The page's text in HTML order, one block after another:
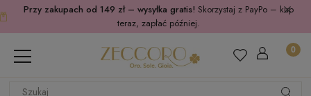
Przy zakupach od 149 zł – wysyłka gratis! Skorzystaj z PayPo – kup
teraz, zapłać później.